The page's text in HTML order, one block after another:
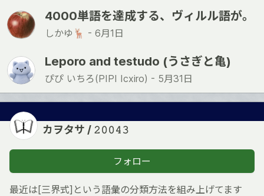
4000単語を達成する、ヴィルル語が。
しかゆ🦌 - 6月1日
Leporo and testudo (うさぎと亀)
ぴぴ いちろ(PIPI Icxiro) - 5月31日
カヲタサ / 𝟸𝟶𝟶𝟺𝟹
フォロー
最近は[三界式]という語彙の分類方法を組み上げてます